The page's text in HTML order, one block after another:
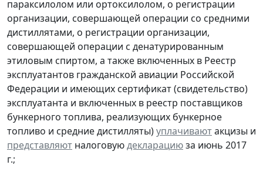
параксилолом или ортоксилолом, о регистрации
организации, совершающей операции со средними
дистиллятами, о регистрации организации,
совершающей операции с денатурированным
этиловым спиртом, а также включенных в Реестр
эксплуатантов гражданской авиации Российской
Федерации и имеющих сертификат (свидетельство)
эксплуатанта и включенных в реестр поставщиков
бункерного топлива, реализующих бункерное
топливо и средние дистилляты)уплачиваютакцизы и
представляют налоговуюдекларациюза июнь 2017
г.;